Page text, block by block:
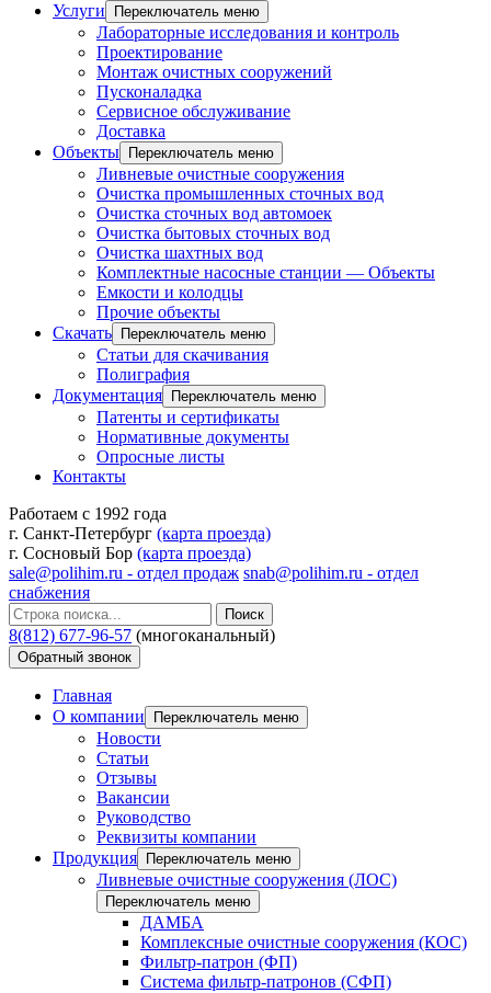
Услуги
Переключатель меню
Лабораторные исследования и контроль
Проектирование
Монтаж очистных сооружений
Пусконаладка
Сервисное обслуживание
Доставка
Объекты
Переключатель меню
Ливневые очистные сооружения
Очистка промышленных сточных вод
Очистка сточных вод автомоек
Очистка бытовых сточных вод
Очистка шахтных вод
Комплектные насосные станции — Объекты
Емкости и колодцы
Прочие объекты
Скачать
Переключатель меню
Статьи для скачивания
Полиграфия
Документация
Переключатель меню
Патенты и сертификаты
Нормативные документы
Опросные листы
Контакты
Работаем с 1992 года
г. Санкт-Петербург (карта проезда)
г. Сосновый Бор (карта проезда)
sale@polihim.ru - отдел продаж snab@polihim.ru - отдел
снабжения
Поиск
8(812) 677-96-57 (многоканальный)
Обратный звонок
Главная
О компании
Переключатель меню
Новости
Статьи
Отзывы
Вакансии
Руководство
Реквизиты компании
Продукция
Переключатель меню
Ливневые очистные сооружения (ЛОС)
Переключатель меню
ДАМБА
Комплексные очистные сооружения (КОС)
Фильтр-патрон (ФП)
Система фильтр-патронов (СФП)